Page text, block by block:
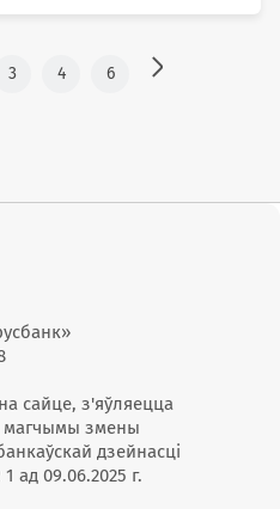
3 4 6
сайце, з'яўляецца
магчымы змены
дзейнасці
ад 09.06.2025 г.